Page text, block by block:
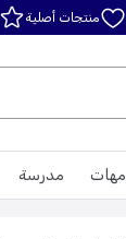
منتجات أصلية
مدرسة